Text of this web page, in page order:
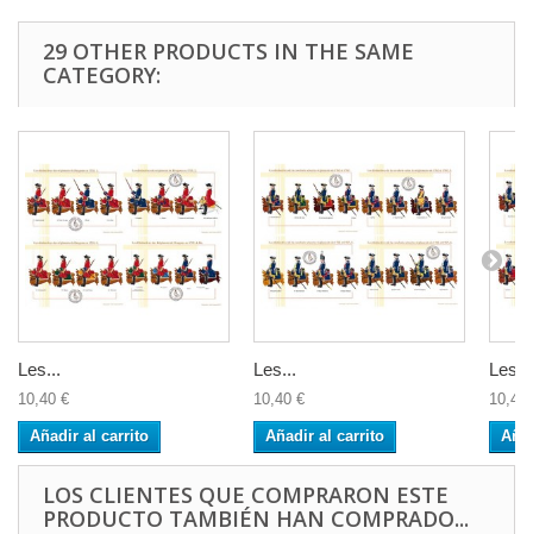
29 OTHER PRODUCTS IN THE SAME
CATEGORY:
Les...
10,40 €
Añadir al carrito
Les...
10,40 €
Añadir al carrito
Les...
10,40
LOS CLIENTES QUE COMPRARON ESTE
PRODUCTO TAMBIÉN HAN COMPRADO...